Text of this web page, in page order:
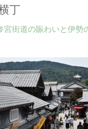
丁
宮街道の賑わいと伊勢